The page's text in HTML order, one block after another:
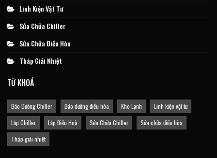
Linh Kiện Vật Tư
Sửa Chữa Chiller
Sửa Chữa Điều Hòa
Tháp Giải Nhiệt
TỪ KHOÁ
Bảo Dưỡng Chiller Bảo dưỡng điều hòa Kho Lạnh
Linh kiện vật tư
Lắp Chiller
Lắp Điều Hoà Sửa Chữa Chiller
Sửa chữa điều hòa
Tháp giải nhiệt